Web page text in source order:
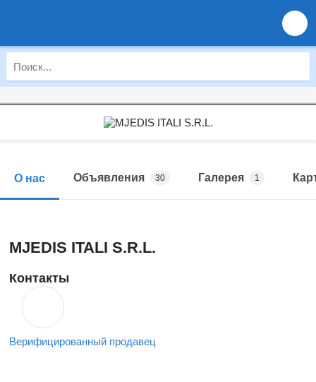
О нас Объявления 30 Галерея 1
MJEDIS ITALI S.R.L.
Контакты
Верифицированный продавец